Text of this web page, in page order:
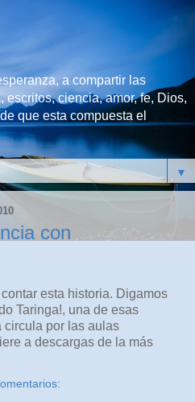
a compartir las
ciencia, amor, fe, Dios,
que esta compuesta el
▼
con
esta historia. Digamos
Taringa!, una de esas
circula por las aulas
a descargas de la más